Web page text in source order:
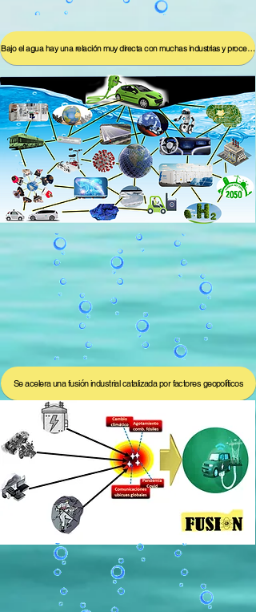
Bajo el agua hay una relación muy directa con muchas industrias y procesos
Se acelera una fusión industrial catalizada por factores geopolíticos